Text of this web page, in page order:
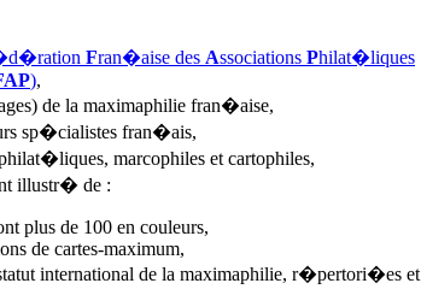
Fran�aise des Associations Philat�liques
),
de la maximaphilie fran�aise,
sp�cialistes fran�ais,
marcophiles et cartophiles,
illustr� de :
plus de 100 en couleurs,
de cartes-maximum,
international de la maximaphilie, r�pertori�es et